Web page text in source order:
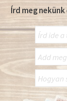
Írd meg